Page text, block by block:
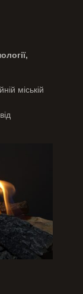
міській